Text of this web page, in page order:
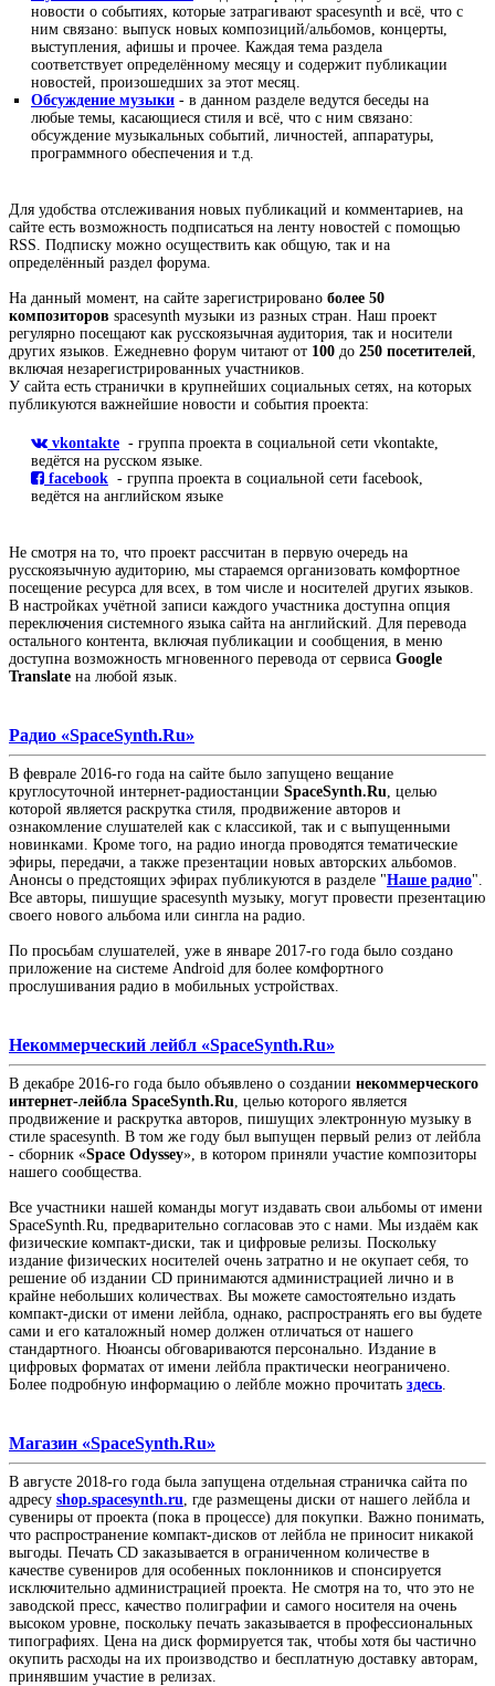
новости о событиях, которые затрагивают spacesynth и всё, что с
ним связано: выпуск новых композиций/альбомов, концерты,
выступления, афишы и прочее. Каждая тема раздела
соответствует определённому месяцу и содержит публикации
новостей, произошедших за этот месяц.
Обсуждение музыки - в данном разделе ведутся беседы на
любые темы, касающиеся стиля и всё, что с ним связано:
обсуждение музыкальных событий, личностей, аппаратуры,
программного обеспечения и т.д.
Для удобства отслеживания новых публикаций и комментариев, на
сайте есть возможность подписаться на ленту новостей с помощью
RSS. Подписку можно осуществить как общую, так и на
определённый раздел форума.
На данный момент, на сайте зарегистрировано более 50
композиторов spacesynth музыки из разных стран. Наш проект
регулярно посещают как русскоязычная аудитория, так и носители
других языков. Ежедневно форум читают от 100 до 250 посетителей
включая незарегистрированных участников.
У сайта есть странички в крупнейших социальных сетях, на которых
публикуются важнейшие новости и события проекта:
vkontakte - группа проекта в социальной сети vkontakte,
ведётся на русском языке.
facebook - группа проекта в социальной сети facebook,
ведётся на английском языке
Не смотря на то, что проект рассчитан в первую очередь на
русскоязычную аудиторию, мы стараемся организовать комфортное
посещение ресурса для всех, в том числе и носителей других языков.
В настройках учётной записи каждого участника доступна опция
переключения системного языка сайта на английский. Для перевода
остального контента, включая публикации и сообщения, в меню
доступна возможность мгновенного перевода от сервиса Google
Translate на любой язык.
Радио «SpaceSynth.Ru»
В феврале 2016-го года на сайте было запущено вещание
круглосуточной интернет-радиостанции SpaceSynth.Ru , целью
которой является раскрутка стиля, продвижение авторов и
ознакомление слушателей как с классикой, так и с выпущенными
новинками. Кроме того, на радио иногда проводятся тематические
эфиры, передачи, а также презентации новых авторских альбомов.
Анонсы о предстоящих эфирах публикуются в разделе "Наше радио".
Все авторы, пишущие spacesynth музыку, могут провести презентацию
своего нового альбома или сингла на радио.
По просьбам слушателей, уже в январе 2017-го года было создано
приложение на системе Android для более комфортного
прослушивания радио в мобильных устройствах.
Некоммерческий лейбл «SpaceSynth.Ru»
В декабре 2016-го года было объявлено о создании некоммерческого
интернет-лейбла SpaceSynth.Ru , целью которого является
продвижение и раскрутка авторов, пишущих электронную музыку в
стиле spacesynth. В том же году был выпущен первый релиз от лейбла
- сборник «Space Odyssey», в котором приняли участие композиторы
нашего сообщества.
Все участники нашей команды могут издавать свои альбомы от имени
SpaceSynth.Ru, предварительно согласовав это с нами. Мы издаём как
физические компакт-диски, так и цифровые релизы. Поскольку
издание физических носителей очень затратно и не окупает себя, то
решение об издании CD принимаются администрацией лично и в
крайне небольших количествах. Вы можете самостоятельно издать
компакт-диски от имени лейбла, однако, распространять его вы будете
сами и его каталожный номер должен отличаться от нашего
стандартного. Нюансы обговариваются персонально. Издание в
цифровых форматах от имени лейбла практически неограничено.
Более подробную информацию о лейбле можно прочитать здесь
Магазин «SpaceSynth.Ru»
В августе 2018-го года была запущена отдельная страничка сайта по
адресу shop.spacesynth.ru , где размещены диски от нашего лейбла и
сувениры от проекта (пока в процессе) для покупки. Важно понимать,
что распространение компакт-дисков от лейбла не приносит никакой
выгоды. Печать CD заказывается в ограниченном количестве в
качестве сувениров для особенных поклонников и спонсируется
исключительно администрацией проекта. Не смотря на то, что это не
заводской пресс, качество полиграфии и самого носителя на очень
высоком уровне, поскольку печать заказывается в профессиональных
типографиях. Цена на диск формируется так, чтобы хотя бы частично
окупить расходы на их производство и бесплатную доставку авторам,
принявшим участие в релизах.